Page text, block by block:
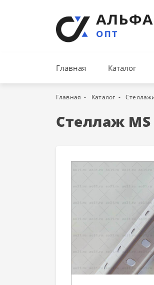
Главная Каталог
Главная Каталог
Стеллаж